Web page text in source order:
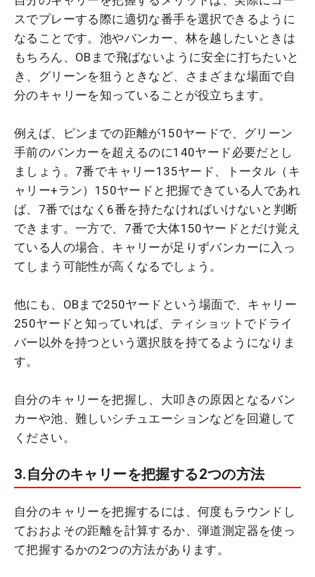
スでプレーする際に適切な番手を選択できるように
なることです。池やバンカー、林を越したいときは
もちろん、OBまで飛ばないように安全に打ちたいと
き、グリーンを狙うときなど、さまざまな場面で自
分のキャリーを知っていることが役立ちます。
例えば、ピンまでの距離が150ヤードで、グリーン
手前のバンカーを超えるのに140ヤード必要だとし
ましょう。7番でキャリー135ヤード、トータル（キ
ャリー+ラン）150ヤードと把握できている人であれ
ば、7番ではなく6番を持たなければいけないと判断
できます。一方で、7番で大体150ヤードとだけ覚え
ている人の場合、キャリーが足りずバンカーに入っ
てしまう可能性が高くなるでしょう。
他にも、OBまで250ヤードという場面で、キャリー
250ヤードと知っていれば、ティショットでドライ
バー以外を持つという選択肢を持てるようになりま
す。
自分のキャリーを把握し、大叩きの原因となるバン
カーや池、難しいシチュエーションなどを回避して
ください。
3.自分のキャリーを把握する2つの方法
自分のキャリーを把握するには、何度もラウンドし
ておおよその距離を計算するか、弾道測定器を使っ
て把握するかの2つの方法があります。